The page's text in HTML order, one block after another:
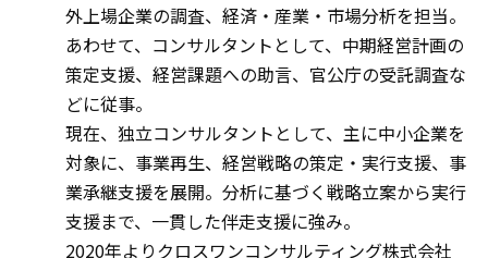
外上場企業の調査、経済・産業・市場分析を担当。
あわせて、コンサルタントとして、中期経営計画の
策定支援、経営課題への助言、官公庁の受託調査な
どに従事。
現在、独立コンサルタントとして、主に中小企業を
対象に、事業再生、経営戦略の策定・実行支援、事
業承継支援を展開。分析に基づく戦略立案から実行
支援まで、一貫した伴走支援に強み。
2020年よりクロスワンコンサルティング株式会社